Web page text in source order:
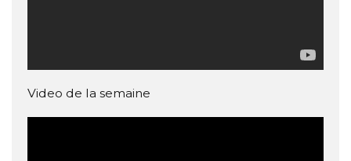
Video de la semaine